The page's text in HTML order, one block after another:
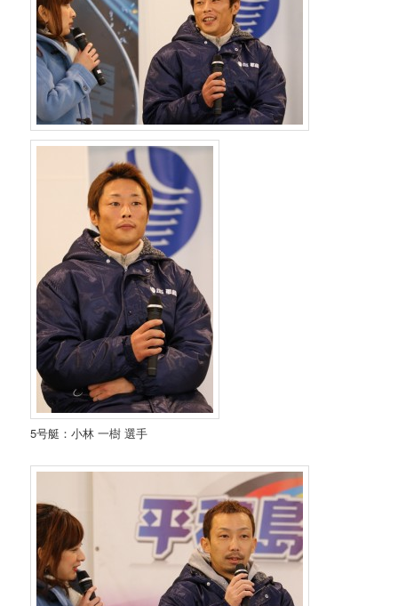
5号艇：小林 一樹 選手